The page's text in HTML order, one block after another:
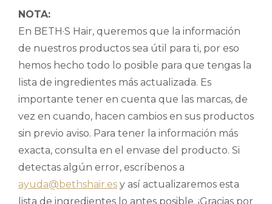
NOTA:
En BETH·S Hair, queremos que la información
de nuestros productos sea útil para ti, por eso
hemos hecho todo lo posible para que tengas la
lista de ingredientes más actualizada. Es
importante tener en cuenta que las marcas, de
vez en cuando, hacen cambios en sus productos
sin previo aviso. Para tener la información más
exacta, consulta en el envase del producto. Si
detectas algún error, escríbenos a
ayuda@bethshair.es y así actualizaremos esta
lista de ingredientes lo antes posible. ¡Gracias por